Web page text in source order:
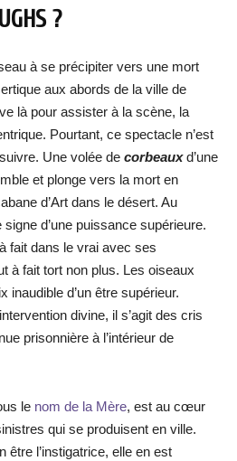
?
à se précipiter vers une mort
aux abords de la ville de
là pour assister à la scène, la
Pourtant, ce spectacle n’est
Une volée de corbeauxd’une
et plonge vers la mort en
d’Art dans le désert. Au
d’une puissance supérieure.
fait dans le vrai avec ses
à fait tort non plus. Les oiseaux
inaudible d’un être supérieur.
divine, il s’agit des cris
prisonnière à l’intérieur de
le nom de la Mère, est au cœur
qui se produisent en ville.
être l’instigatrice, elle en est